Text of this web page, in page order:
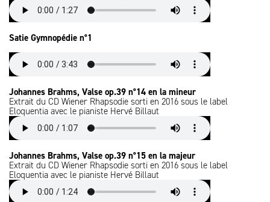
Satie Gymnopédie n°1
Johannes Brahms, Valse op.39 n°14 en la mineur
Extrait du CD Wiener Rhapsodie sorti en 2016 sous le label
Eloquentia avec le pianiste Hervé Billaut
Johannes Brahms, Valse op.39 n°15 en la majeur
Extrait du CD Wiener Rhapsodie sorti en 2016 sous le label
Eloquentia avec le pianiste Hervé Billaut